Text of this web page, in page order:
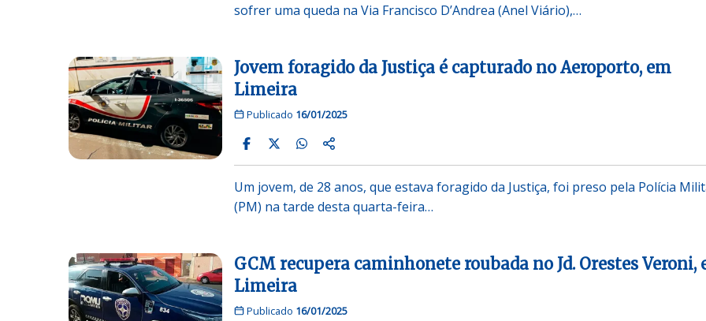
sofrer uma queda na Via Francisco D’Andrea (Anel Viário),…
Jovem foragido da Justiça é capturado no Aeroporto, em
Limeira
Publicado 16/01/2025
Um jovem, de 28 anos, que estava foragido da Justiça, foi preso pela Polícia
(PM) na tarde desta quarta-feira…
GCM recupera caminhonete roubada no Jd. Orestes Veroni,
Limeira
Publicado 16/01/2025